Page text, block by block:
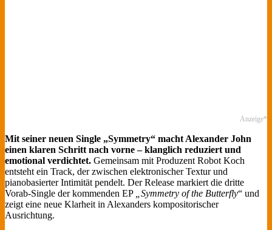
Anzeige*
Mit seiner neuen Single „Symmetry“ macht Alexander John
einen klaren Schritt nach vorne – klanglich reduziert und
emotional verdichtet. Gemeinsam mit Produzent Robot Koch
entsteht ein Track, der zwischen elektronischer Textur und
pianobasierter Intimität pendelt. Der Release markiert die dritte
Vorab-Single der kommenden EP
„Symmetry of the Butterfly“ und
zeigt eine neue Klarheit in Alexanders kompositorischer
Ausrichtung.